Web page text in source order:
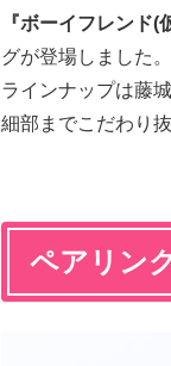
『ボーイフレンド(
グが登場しました。
ラインナップは藤
細部までこだわり
ペアリン